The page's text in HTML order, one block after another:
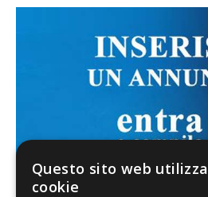
Questo sito web utilizza
cookie